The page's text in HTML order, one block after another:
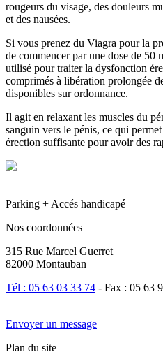
rougeurs du visage, des douleurs
et des nausées.
Si vous prenez du Viagra pour la
de commencer par une dose de 50
utilisé pour traiter la dysfonction
comprimés à libération prolongée
disponibles sur ordonnance.
Il agit en relaxant les muscles du
sanguin vers le pénis, ce qui
érection suffisante pour avoir des
Parking + Accés handicapé
Nos coordonnées
315 Rue Marcel Guerret
82000 Montauban
Tél : 05 63 03 33 74 - Fax : 05 63
Envoyer un message
Plan du site